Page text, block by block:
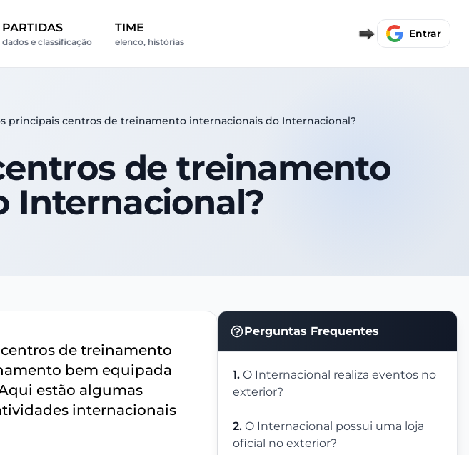
PARTIDAS
dados e classificação
TIME
elenco, histórias
Entrar
principais centros de treinamento internacionais do Internacional?
de treinamento
Internacional?
Perguntas Frequentes
1. O Internacional realiza eventos no
exterior?
2. O Internacional possui uma loja
oficial no exterior?
de treinamento
bem equipada
estão algumas
internacionais